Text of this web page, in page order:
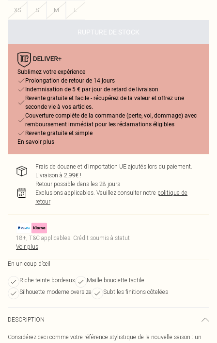
XS
S M L
RUPTURE DE STOCK
Sublimez votre expérience
Prolongation de retour de 14 jours
Indemnisation de 5 € par jour de retard de livraison
Revente gratuite et facile - récupérez de la valeur et offrez une
seconde vie à vos articles.
Couverture complète de la commande (perte, vol, dommage) avec
remboursement immédiat pour les réclamations éligibles
Revente gratuite et simple
En savoir plus
Frais de douane et d’importation UE ajoutés lors du paiement.
Livraison à 2,99€ !
Retour possible dans les 28 jours
Exclusions applicables. Veuillez consulter notre politique de
retour
18+, T&C applicables. Crédit soumis à statut
Voir plus
En un coup d’œil
Riche teinte bordeaux
Maille bouclette tactile
Silhouette moderne oversize
Subtiles finitions côtelées
DESCRIPTION
Considérez ceci comme votre référence stylistique de la nouvelle saison : un